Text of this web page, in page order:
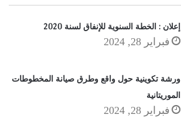
إعلان : الخطة السنوية للإنفاق لسنة 2020
فبراير 28, 2024
ورشة تكوينية حول واقع وطرق صيانة المخطوطات
الموريتانية
فبراير 28, 2024